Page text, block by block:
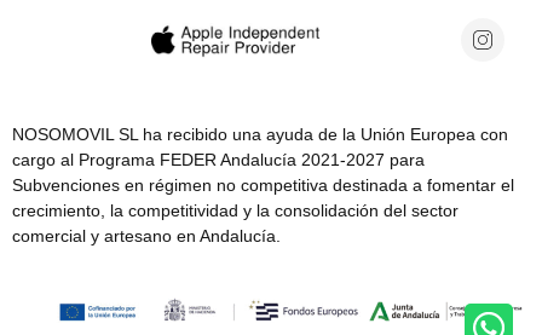
NOSOMOVIL SL ha recibido una ayuda de la Unión Europea con
cargo al Programa FEDER Andalucía 2021-2027 para
Subvenciones en régimen no competitiva destinada a fomentar el
crecimiento, la competitividad y la consolidación del sector
comercial y artesano en Andalucía.